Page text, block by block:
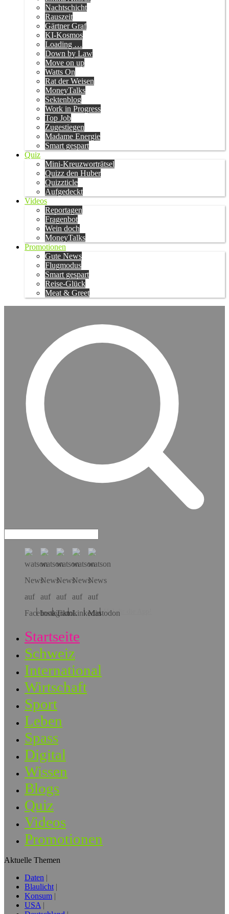
Nachtschicht
Rauszeit
Gärtner Graf
KI-Kosmos
Loading …
Down by Law
Move on up
Watts On
Rat der Weisen
MoneyTalks
Sektenblog
Work in Progress
Top Job
Zugestiegen
Madame Energie
Smart gespart
Quiz
Mini-Kreuzworträtsel
Quizz den Huber
Quizzticle
Aufgedeckt
Videos
Reportagen
Fragenbot
Wein doch
MoneyTalks
Promotionen
Gute News
Flugmodus
Smart gespart
Reise-Glück
Meat & Greet
Hol dir die App!
Startseite
Schweiz
International
Wirtschaft
Sport
Leben
Spass
Digital
Wissen
Blogs
Quiz
Videos
Promotionen
Aktuelle Themen
Daten
Blaulicht
Konsum
USA